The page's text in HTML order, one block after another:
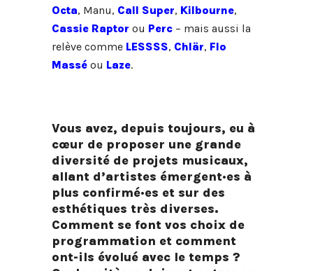
Octa, Manu, Call Super, Kilbourne,
Cassie Raptor ou Perc – mais aussi la
relève comme LESSSS, Chlär, Flo
Massé ou Laze.
Vous avez, depuis toujours, eu à
cœur de proposer une grande
diversité de projets musicaux,
allant d’artistes émergent·es à
plus confirmé·es et sur des
esthétiques très diverses.
Comment se font vos choix de
programmation et comment
ont-ils évolué avec le temps ?